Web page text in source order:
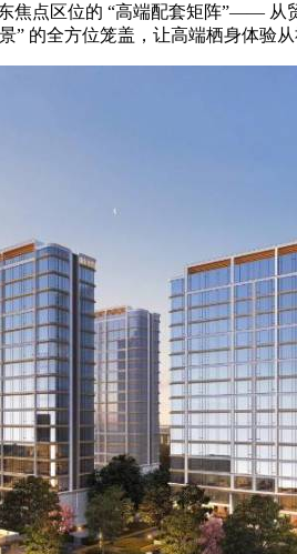
点区位的 “高端配套矩阵”—— 从
” 的全方位笼盖，让高端栖身体验